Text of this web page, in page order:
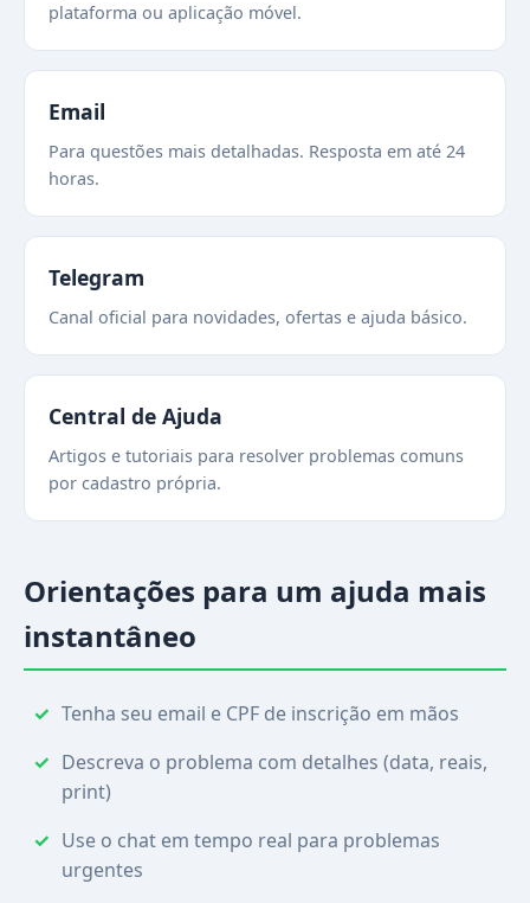
plataforma ou aplicação móvel.
Email
Para questões mais detalhadas. Resposta em até 24
horas.
Telegram
Canal oficial para novidades, ofertas e ajuda básico.
Central de Ajuda
Artigos e tutoriais para resolver problemas comuns
por cadastro própria.
Orientações para um ajuda mais
instantâneo
Tenha seu email e CPF de inscrição em mãos
Descreva o problema com detalhes (data, reais,
print)
Use o chat em tempo real para problemas
urgentes